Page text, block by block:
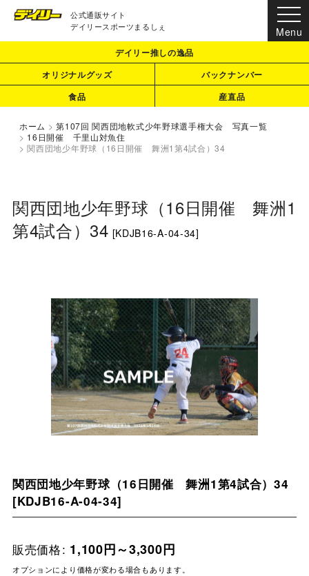
公式通販サイト
デイリースポーツまるしぇ
デイリー推しの逸品
オリジナルグッズ
バックナンバー
食品
産直品
ホーム > 第107回 関西団地軟式少年野球選手権大会 写真一覧
> 16日開催 千里山対魚住
> 関西団地少年野球（16日開催 舞洲1第4試合）34
関西団地少年野球（16日開催 舞洲1
第4試合）34 [KDJB16-A-04-34]
関西団地少年野球（16日開催 舞洲1第4試合）34
[KDJB16-A-04-34]
販売価格: 1,100円～3,300円
オプションにより価格が変わる場合もあります。